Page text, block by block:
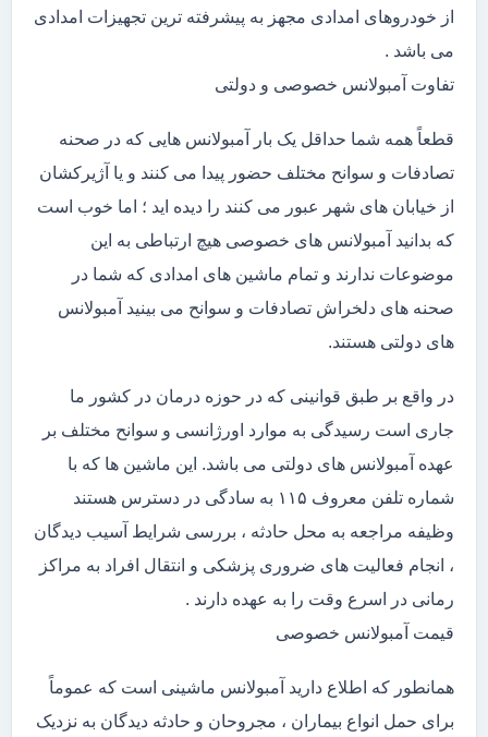
از خودروهای امدادی مجهز به پیشرفته ترین تجهیزات امدادی
می باشد .
تفاوت آمبولانس خصوصی و دولتی
قطعاً همه شما حداقل یک بار آمبولانس هایی که در صحنه
تصادفات و سوانح مختلف حضور پیدا می کنند و یا آژیرکشان
از خیابان های شهر عبور می کنند را دیده اید ؛ اما خوب است
که بدانید آمبولانس های خصوصی هیچ ارتباطی به این
موضوعات ندارند و تمام ماشین های امدادی که شما در
صحنه های دلخراش تصادفات و سوانح می بینید آمبولانس
های دولتی هستند.
در واقع بر طبق قوانینی که در حوزه درمان در کشور ما
جاری است رسیدگی به موارد اورژانسی و سوانح مختلف بر
عهده آمبولانس های دولتی می باشد. این ماشین ها که با
شماره تلفن معروف ۱۱۵ به سادگی در دسترس هستند
وظیفه مراجعه به محل حادثه ، بررسی شرایط آسیب دیدگان
، انجام فعالیت های ضروری پزشکی و انتقال افراد به مراکز
رمانی در اسرع وقت را به عهده دارند .
قیمت آمبولانس خصوصی
همانطور که اطلاع دارید آمبولانس ماشینی است که عموماً
برای حمل انواع بیماران ، مجروحان و حادثه دیدگان به نزدیک